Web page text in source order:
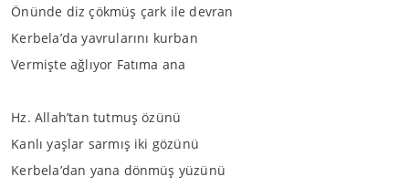
Önünde diz çökmüş çark ile devran
Kerbela’da yavrularını kurban
Vermişte ağlıyor Fatıma ana
Hz. Allah’tan tutmuş özünü
Kanlı yaşlar sarmış iki gözünü
Kerbela’dan yana dönmüş yüzünü